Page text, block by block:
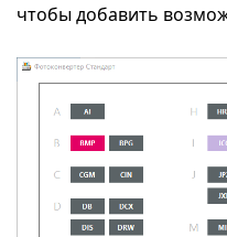
чтобы добавить